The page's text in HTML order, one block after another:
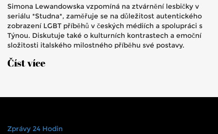
Simona Lewandowska vzpomíná na ztvárnění lesbičky v
seriálu *Studna*, zaměřuje se na důležitost autentického
zobrazení LGBT příběhů v českých médiích a spolupráci s
Týnou. Diskutuje také o kulturních kontrastech a emoční
složitosti italského milostného příběhu své postavy.
Číst více
Zprávy 24 Hodin